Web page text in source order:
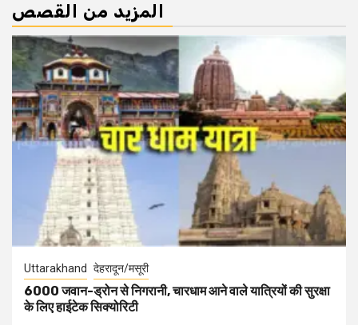
المزيد من القصص
Uttarakhand देहरादून/मसूरी
6000 जवान-ड्रोन से निगरानी, चारधाम आने वाले यात्रियों की सुरक्षा
के लिए हाईटेक सिक्योरिटी